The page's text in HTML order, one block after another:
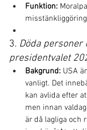
Funktion:
3. Döda personer
presidentvalet
Bakgrund: USA
vanligt. Det
kan avlida efter
men innan
är då lagliga och